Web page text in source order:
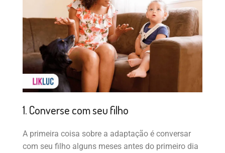
1. Converse com seu filho
A primeira coisa sobre a adaptação é conversar
com seu filho alguns meses antes do primeiro dia